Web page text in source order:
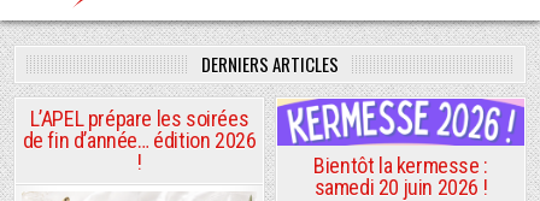
DERNIERS ARTICLES
L’APEL prépare les soirées
de fin d’année… édition 2026
!
Posted
in
Bientôt la kermesse :
samedi 20 juin 2026 !